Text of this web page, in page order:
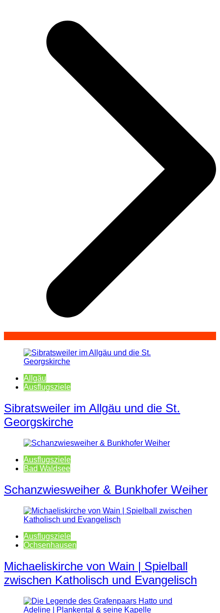
Allgäu
Ausflugsziele
Sibratsweiler im Allgäu und die St.
Georgskirche
Ausflugsziele
Bad Waldsee
Schanzwiesweiher & Bunkhofer Weiher
Ausflugsziele
Ochsenhausen
Michaeliskirche von Wain | Spielball
zwischen Katholisch und Evangelisch